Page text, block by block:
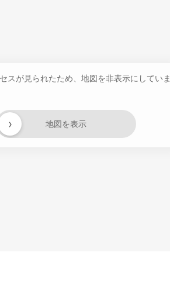
スが見られたため、地図を非表示にしていま
地図を表示
›